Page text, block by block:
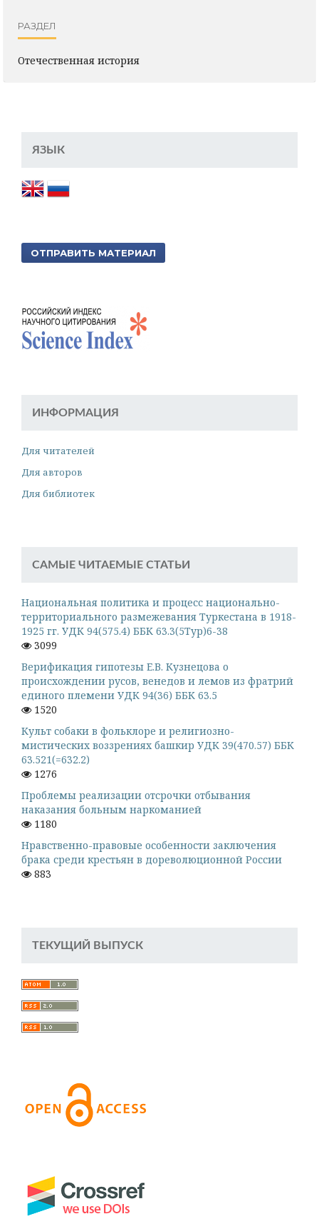
РАЗДЕЛ
Отечественная история
ЯЗЫК
ОТПРАВИТЬ МАТЕРИАЛ
ИНФОРМАЦИЯ
Для читателей
Для авторов
Для библиотек
САМЫЕ ЧИТАЕМЫЕ СТАТЬИ
Национальная политика и процесс национально-
территориального размежевания Туркестана в 1918-
1925 гг. УДК 94(575.4) ББК 63.3(5Тур)6-38
3099
Верификация гипотезы Е.В. Кузнецова о
происхождении русов, венедов и лемов из фратрий
единого племени УДК 94(36) ББК 63.5
1520
Культ собаки в фольклоре и религиозно-
мистических воззрениях башкир УДК 39(470.57) ББК
63.521(=632.2)
1276
Проблемы реализации отсрочки отбывания
наказания больным наркоманией
1180
Нравственно-правовые особенности заключения
брака среди крестьян в дореволюционной России
883
ТЕКУЩИЙ ВЫПУСК